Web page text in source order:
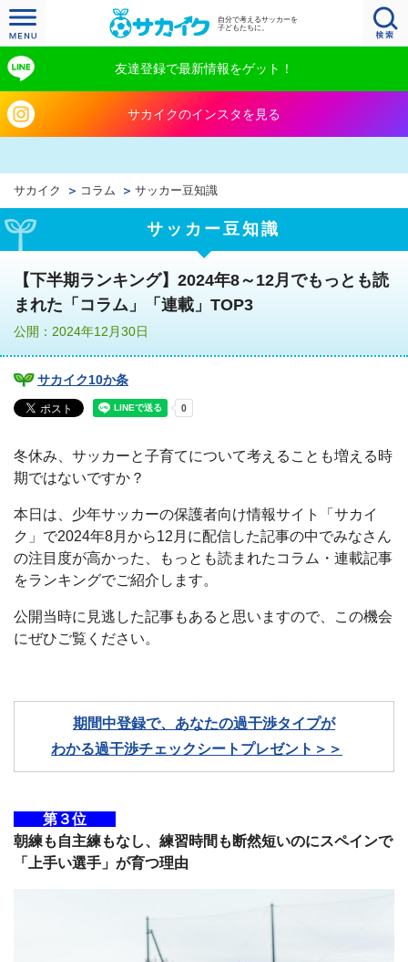
自分で考えるサッカーを
子どもたちに。
友達登録で最新情報をゲット！
サカイクのインスタを見る
サカイク コラム サッカー豆知識
サッカー豆知識
【下半期ランキング】2024年8～12月でもっとも読
まれた「コラム」「連載」TOP3
公開：2024年12月30日
サカイク10か条
冬休み、サッカーと子育てについて考えることも増える時
期ではないですか？
本日は、少年サッカーの保護者向け情報サイト「サカイ
ク」で2024年8月から12月に配信した記事の中でみなさん
の注目度が高かった、もっとも読まれたコラム・連載記事
をランキングでご紹介します。
公開当時に見逃した記事もあると思いますので、この機会
にぜひご覧ください。
期間中登録で、あなたの過干渉タイプが
わかる過干渉チェックシートプレゼント＞＞
第３位
朝練も自主練もなし、練習時間も断然短いのにスペインで
「上手い選手」が育つ理由